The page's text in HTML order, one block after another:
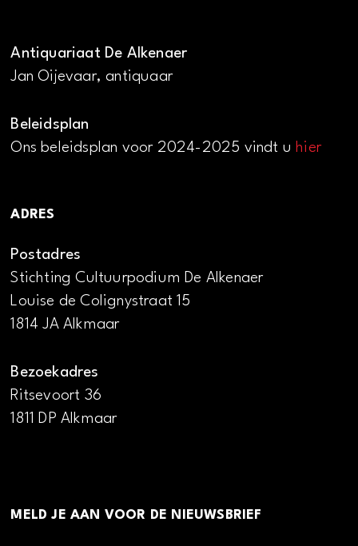
Antiquariaat De Alkenaer
Jan Oijevaar, antiquaar
Beleidsplan
Ons beleidsplan voor 2024-2025 vindt uhier
ADRES
Postadres
Stichting Cultuurpodium De Alkenaer
Louise de Colignystraat 15
1814 JA Alkmaar
Bezoekadres
Ritsevoort 36
1811 DP Alkmaar
MELD JE AAN VOOR DE NIEUWSBRIEF